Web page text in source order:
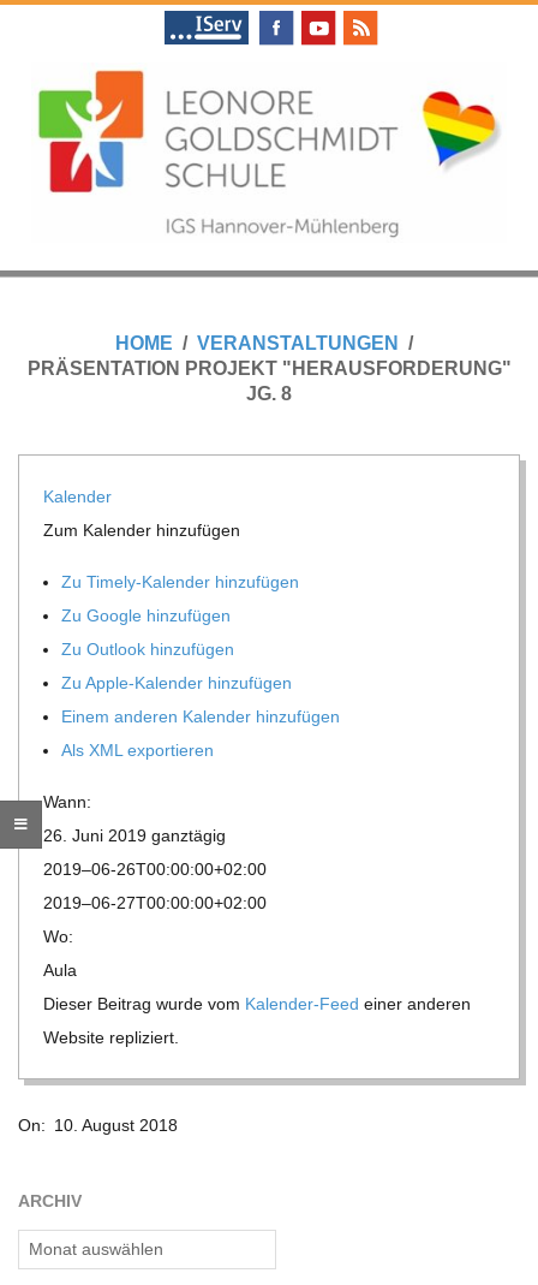
L
E
N
O
R
E
G
O
L
D
S
C
H
M
Menu
HOME
VERANSTALTUNGEN
PRÄSENTATION PROJEKT "HERAUSFORDERUNG"
JG. 8
Kalen­der
Zum Kalen­der hinzufügen
Zu Timely-Kalen­der hinzufügen
Zu Google hinzufügen
Zu Out­look hinzufügen
Zu Apple-Kalen­der hinzufügen
Einem ande­ren Kalen­der hinzufügen
Als XML exportieren
Wann:
26. Juni 2019 ganz­tä­gig
2019–06-26T00:00:00+02:00
2019–06-27T00:00:00+02:00
Wo:
Aula
Die­ser Bei­trag wurde vom Kalen­der-Feed einer ande­ren
Web­site repliziert.
08-
On: 10. August 2018
ARCHIV
Archiv